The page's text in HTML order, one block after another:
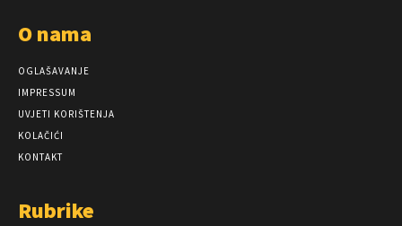
O nama
OGLAŠAVANJE
IMPRESSUM
UVJETI KORIŠTENJA
KOLAČIĆI
KONTAKT
Rubrike